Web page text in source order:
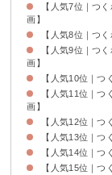
【人気7位｜つ
画】
【人気8位｜つ
【人気9位｜つ
画】
【人気10位｜つ
【人気11位｜
画】
【人気12位｜つ
【人気13位｜
【人気14位｜
【人気15位｜つ